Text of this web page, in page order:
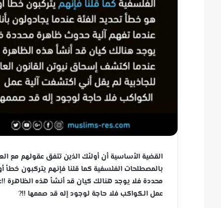
ر
و
ي
ا
القضية الأساسية أن أولئك الذين تتفق عقولهم مع
بالمصطلحات الفلسفية كما قلنا فإنهم يتركبون خطأ
محددة فلا يوجد هنالك كيان قد أنشأ هذه الظاهرة
عمل الكواكب فلا حاجة لوجود إله قد صممها !!?